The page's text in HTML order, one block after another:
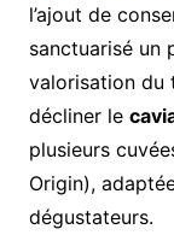
l’ajout de
sanctuarisé un
valorisation du
décliner le
plusieurs
Origin),
dégustateurs.